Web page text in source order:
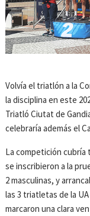
Volvía el triatlón a la
la disciplina en este
Triatló Ciutat de
celebraría además el
La competición cubría
se inscribieron a la
2 masculinas, y
las 3 triatletas de la
marcaron una clara